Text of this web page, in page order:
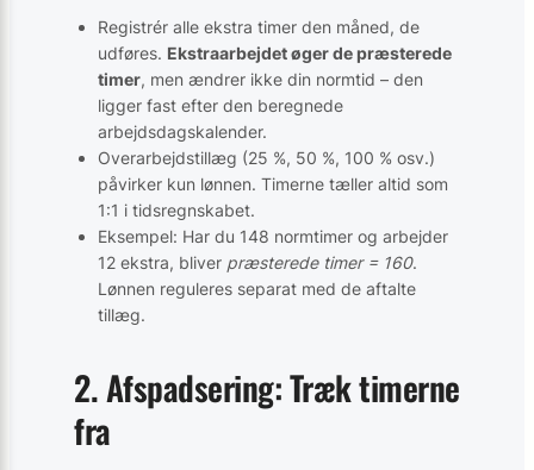
Registrér alle ekstra timer den måned, de
udføres. Ekstraarbejdet øger de præsterede
timer, men ændrer ikke din normtid – den
ligger fast efter den beregnede
arbejdsdagskalender.
Overarbejdstillæg (25 %, 50 %, 100 % osv.)
påvirker kun lønnen. Timerne tæller altid som
1:1 i tidsregnskabet.
Eksempel: Har du 148 normtimer og arbejder
12 ekstra, bliver præsterede timer = 160.
Lønnen reguleres separat med de aftalte
tillæg.
2. Afspadsering: Træk timerne
fra